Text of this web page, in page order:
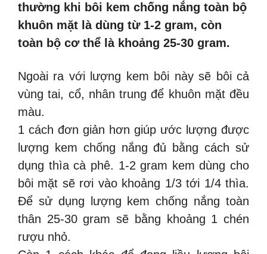
thường khi bôi kem chống nắng toàn bộ
khuôn mặt là dùng từ 1-2 gram, còn
toàn bộ cơ thể là khoảng 25-30 gram.
Ngoài ra với lượng kem bôi này sẽ bôi cả
vùng tai, cổ, nhân trung để khuôn mặt đều
màu.
1 cách đơn giản hơn giúp ước lượng được
lượng kem chống nắng đủ bằng cách sử
dụng thìa cà phê. 1-2 gram kem dùng cho
bôi mặt sẽ rơi vào khoảng 1/3 tới 1/4 thìa.
Để sử dụng lượng kem chống nắng toàn
thân 25-30 gram sẽ bằng khoảng 1 chén
rượu nhỏ.